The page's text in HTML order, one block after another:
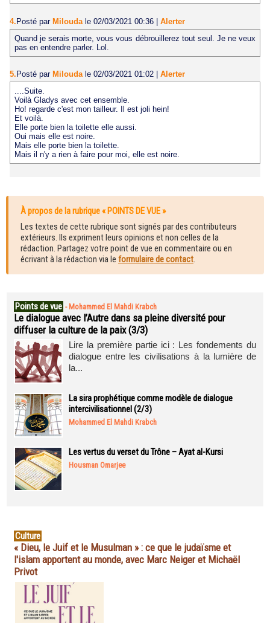
4. Posté par Milouda le 02/03/2021 00:36
Alerter
Quand je serais morte, vous vous débrouillerez tout seul. Je ne veux
pas en entendre parler. Lol.
5. Posté par Milouda le 02/03/2021 01:02
Alerter
....Suite.
Voilà Gladys avec cet ensemble.
Ho! regarde c'est mon tailleur. Il est joli hein!
Et voilà.
Elle porte bien la toilette elle aussi.
Oui mais elle est noire.
Mais elle porte bien la toilette.
Mais il n'y a rien à faire pour moi, elle est noire.
À propos de la rubrique « POINTS DE VUE »
Les textes de cette rubrique sont signés par des contributeurs
extérieurs. Ils expriment leurs opinions et non celles de la
rédaction. Partagez votre point de vue en commentaire ou en
écrivant à la rédaction via le formulaire de contact.
Points de vue - Mohammed El Mahdi Krabch
Le dialogue avec l’Autre dans sa pleine diversité pour
diffuser la culture de la paix (3/3)
Lire la première partie ici : Les fondements du
dialogue entre les civilisations à la lumière de
la...
La sira prophétique comme modèle de dialogue
intercivilisationnel (2/3)
Mohammed El Mahdi Krabch
Les vertus du verset du Trône – Ayat al-Kursi
Housman Omarjee
Culture
« Dieu, le Juif et le Musulman » : ce que le judaïsme et
l'islam apportent au monde, avec Marc Neiger et Michaël
Privot